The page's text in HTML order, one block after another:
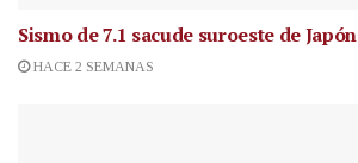
Sismo de 7.1 sacude suroeste de Japón
HACE 2 SEMANAS